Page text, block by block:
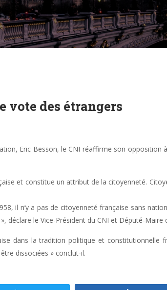
vote des étrangers
Eric Besson, le CNI réaffirme son
et constitue un attribut de la citoyenneté.
il n’y a pas de citoyenneté française sans
déclare le Vice-Président du CNI et Député-Maire
dans la tradition politique et constitutionnelle
dissociées » conclut-il.